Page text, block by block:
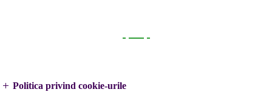
Politica privind cookie-urile